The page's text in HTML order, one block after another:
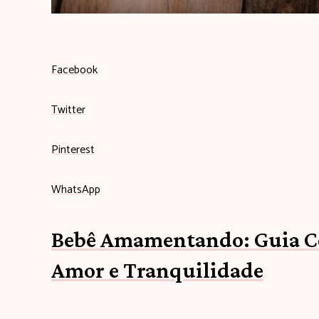
e
b
ê
o
Facebook
Twitter
Pinterest
WhatsApp
Bebê Amamentando: Guia
Amor e Tranquilidade